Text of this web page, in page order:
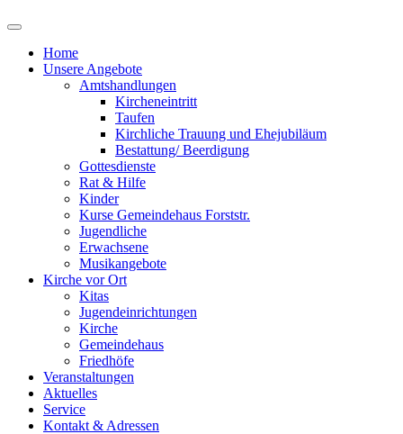
Home
Unsere Angebote
Amtshandlungen
Kircheneintritt
Taufen
Kirchliche Trauung und Ehejubiläum
Bestattung/ Beerdigung
Gottesdienste
Rat & Hilfe
Kinder
Kurse Gemeindehaus Forststr.
Jugendliche
Erwachsene
Musikangebote
Kirche vor Ort
Kitas
Jugendeinrichtungen
Kirche
Gemeindehaus
Friedhöfe
Veranstaltungen
Aktuelles
Service
Kontakt & Adressen